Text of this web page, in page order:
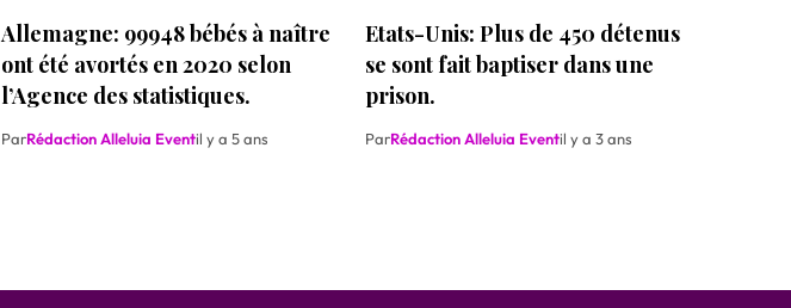
Allemagne: 99948 bébés à naître
ont été avortés en 2020 selon
l’Agence des statistiques.
ParRédaction Alleluia Eventil y a 5 ans
Etats-Unis: Plus de 450 détenus
se sont fait baptiser dans une
prison.
ParRédaction Alleluia Eventil y a 3 ans